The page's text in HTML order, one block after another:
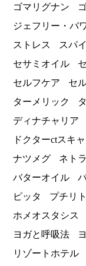
ゴマリグナン
ジェフリー・バ
ストレス
スパ
セサミオイル
セルフケア
セ
ターメリック
ディナチャリア
ドクターctスキ
ナツメグ
ネト
バターオイル
ピッタ
プチリ
ホメオスタシス
ヨガと呼吸法
リゾートホテル